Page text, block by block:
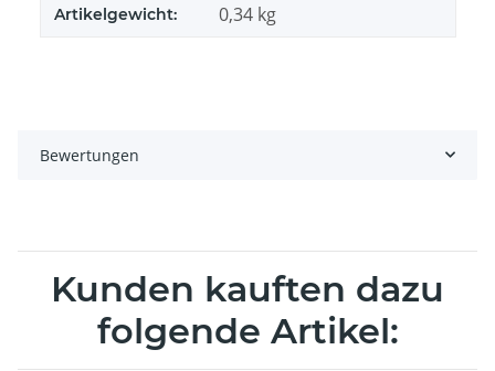
Artikelgewicht: 0,34 kg
Bewertungen
Kunden kauften dazu
folgende Artikel: